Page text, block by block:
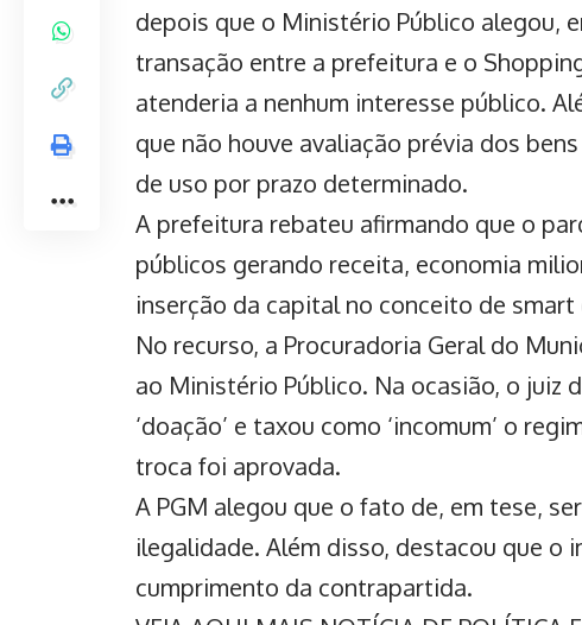
depois que o Ministério Público alegou,
transação entre a prefeitura e o
atenderia a nenhum interesse público.
que não houve avaliação prévia dos
de uso por prazo determinado.
A prefeitura rebateu afirmando que o
públicos gerando receita, economia
inserção da capital no conceito de
No recurso, a Procuradoria Geral do
ao Ministério Público. Na ocasião, o juiz
‘doação’ e taxou como ‘incomum’ o
troca foi aprovada.
A PGM alegou que o fato de, em tese,
ilegalidade. Além disso, destacou que o
cumprimento da contrapartida.